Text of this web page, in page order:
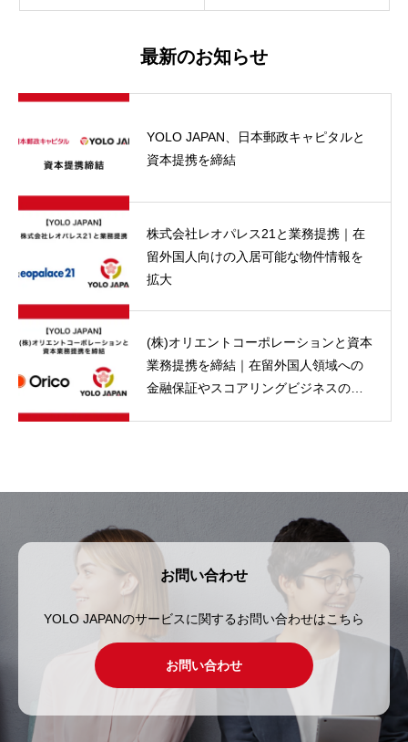
最新のお知らせ
YOLO JAPAN、日本郵政キャピタルと
資本提携を締結
株式会社レオパレス21と業務提携｜在
留外国人向けの入居可能な物件情報を
拡大
(株)オリエントコーポレーションと資本
業務提携を締結｜在留外国人領域への
金融保証やスコアリングビジネスの提
お問い合わせ
YOLO JAPANのサービスに関するお問い合わせはこちら
お問い合わせ